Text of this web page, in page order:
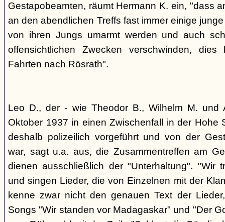
Gestapobeamten, räumt Hermann K. ein, "dass
an den abendlichen Treffs fast immer einige
von ihren Jungs umarmt werden und auch
offensichtlichen Zwecken verschwinden,
Fahrten nach Rösrath".
Leo D., der - wie Theodor B., Wilhelm M. und
Oktober 1937 in einen Zwischenfall in der Hohe
deshalb polizeilich vorgeführt und von der
war, sagt u.a. aus, die Zusammentreffen am
dienen ausschließlich der "Unterhaltung". "Wir
und singen Lieder, die von Einzelnen mit der
kenne zwar nicht den genauen Text der
Songs "Wir standen vor Madagaskar" und "Der